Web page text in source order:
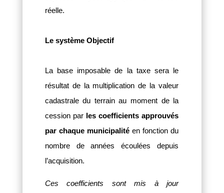
réelle.
Le système Objectif
La base imposable de la taxe sera le
résultat de la multiplication de la valeur
cadastrale du terrain au moment de la
cession par les coefficients approuvés
par chaque municipalitéen fonction du
nombre de années écoulées depuis
l’acquisition.
Ces coefficients sont mis à jour